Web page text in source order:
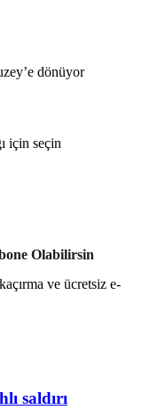
dönüyor
için seçin
Olabilirsin
ve ücretsiz e-
saldırı